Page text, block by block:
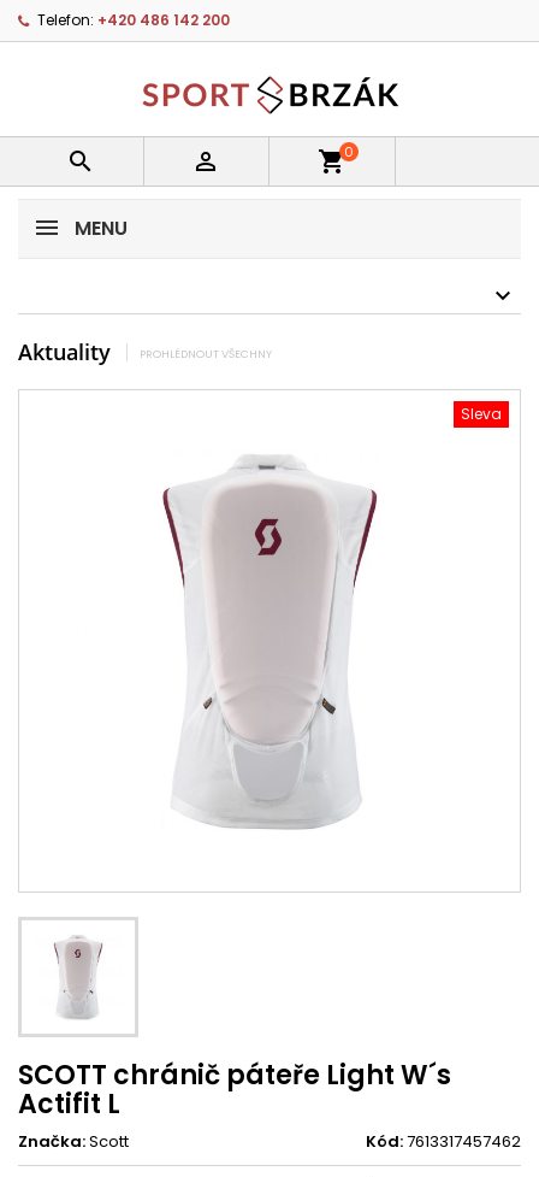
Telefon: +420 486 142 200
  shopping_cart0
MENU
Aktuality PROHLÉDNOUT VŠECHNY
Sleva
SCOTT chránič páteře Light W´s
Actifit L
Značka:Scott Kód:7613317457462